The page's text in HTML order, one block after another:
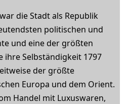
die Stadt als Republik
politischen und
und eine der größten
ihre Selbständigkeit 1797
der größte
Europa und dem Orient.
Handel mit Luxuswaren,